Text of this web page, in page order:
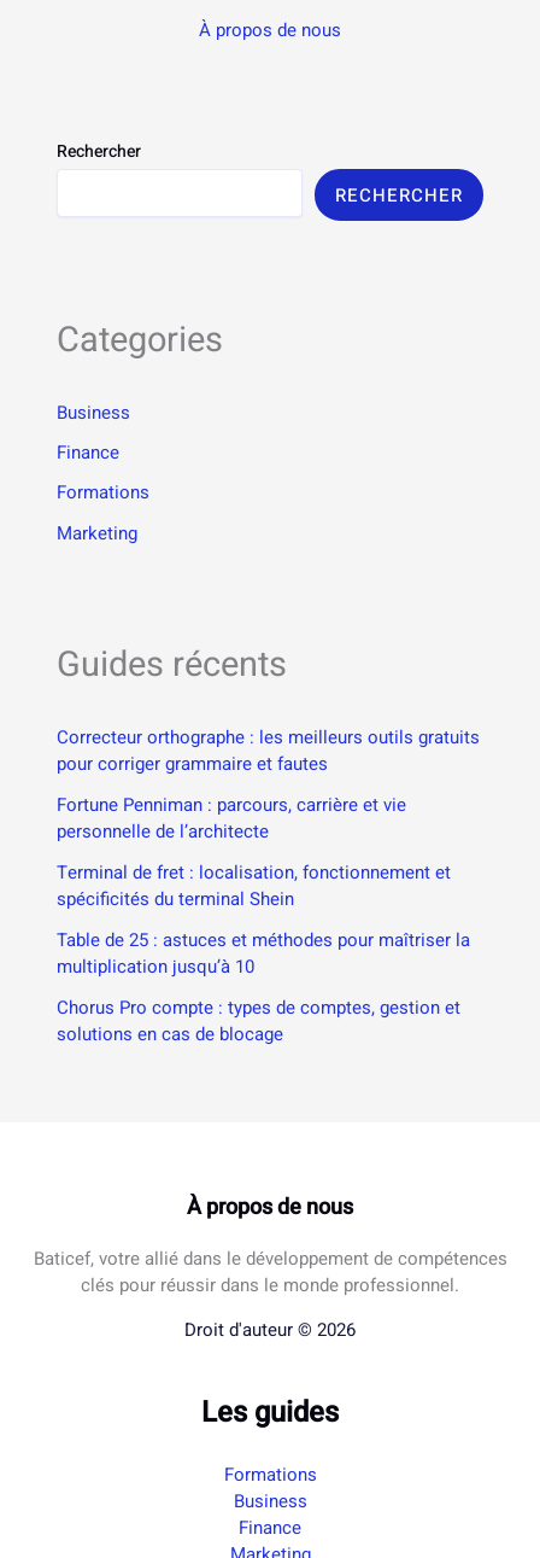
À propos de nous
Rechercher
RECHERCHER
Categories
Business
Finance
Formations
Marketing
Guides récents
Correcteur orthographe : les meilleurs outils gratuits
pour corriger grammaire et fautes
Fortune Penniman : parcours, carrière et vie
personnelle de l’architecte
Terminal de fret : localisation, fonctionnement et
spécificités du terminal Shein
Table de 25 : astuces et méthodes pour maîtriser la
multiplication jusqu’à 10
Chorus Pro compte : types de comptes, gestion et
solutions en cas de blocage
À propos de nous
Baticef, votre allié dans le développement de compétences
clés pour réussir dans le monde professionnel.
Droit d'auteur © 2026
Les guides
Formations
Business
Finance